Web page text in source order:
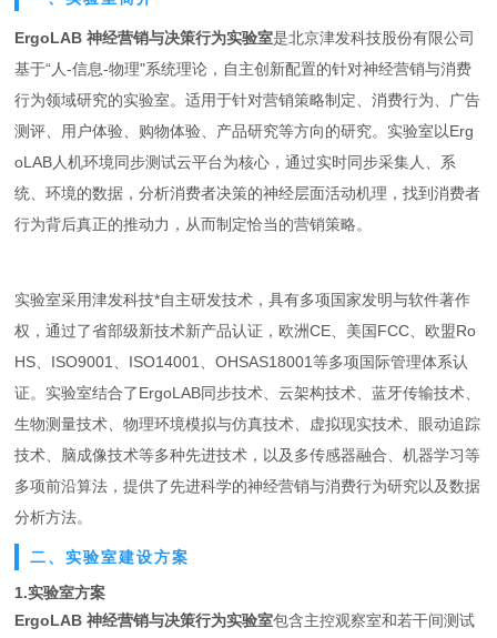
ErgoLAB 神经营销与决策行为实验室是北京津发科技股份有限公司
基于“人-信息-物理"系统理论，自主创新配置的针对神经营销与消费
行为领域研究的实验室。适用于针对营销策略制定、消费行为、广告
测评、用户体验、购物体验、产品研究等方向的研究。实验室以Erg
oLAB人机环境同步测试云平台为核心，通过实时同步采集人、系
统、环境的数据，分析消费者决策的神经层面活动机理，找到消费者
行为背后真正的推动力，从而制定恰当的营销策略。
实验室采用津发科技*自主研发技术，具有多项国家发明与软件著作
权，通过了省部级新技术新产品认证，欧洲CE、美国FCC、欧盟Ro
HS、ISO9001、ISO14001、OHSAS18001等多项国际管理体系认
证。实验室结合了ErgoLAB同步技术、云架构技术、蓝牙传输技术、
生物测量技术、物理环境模拟与仿真技术、虚拟现实技术、眼动追踪
技术、脑成像技术等多种先进技术，以及多传感器融合、机器学习等
多项前沿算法，提供了先进科学的神经营销与消费行为研究以及数据
分析方法。
二、实验室建设方案
1.实验室方案
ErgoLAB 神经营销与决策行为实验室包含主控观察室和若干间测试